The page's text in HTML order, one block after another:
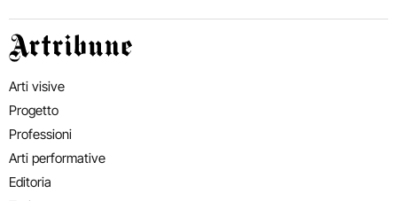
Artribune
Arti visive
Progetto
Professioni
Arti performative
Editoria